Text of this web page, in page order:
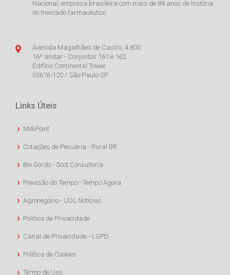
Nacional, empresa brasileira com mais de 88 anos de história
no mercado farmacêutico.
Avenida Magalhães de Castro, 4.800
16º andar - Conjuntos 161 e 162
Edifício Continental Tower
05676-120 / São Paulo-SP
Links Úteis
MilkPoint
Cotações de Pecuária - Rural BR
Boi Gordo - Scot Consultoria
Previsão do Tempo - Tempo Agora
Agronegócio - UOL Notícias
Política de Privacidade
Canal de Privacidade - LGPD
Política de Cookies
Termo de Uso